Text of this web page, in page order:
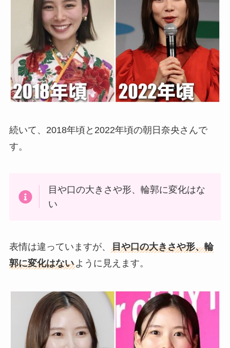
続いて、2018年頃と2022年頃の朝日奈央さんで
す。
目や口の大きさや形、輪郭に変化はな
い
表情は違っていますが、 目や口の大きさや形、輪
郭に変化はないように見えます。